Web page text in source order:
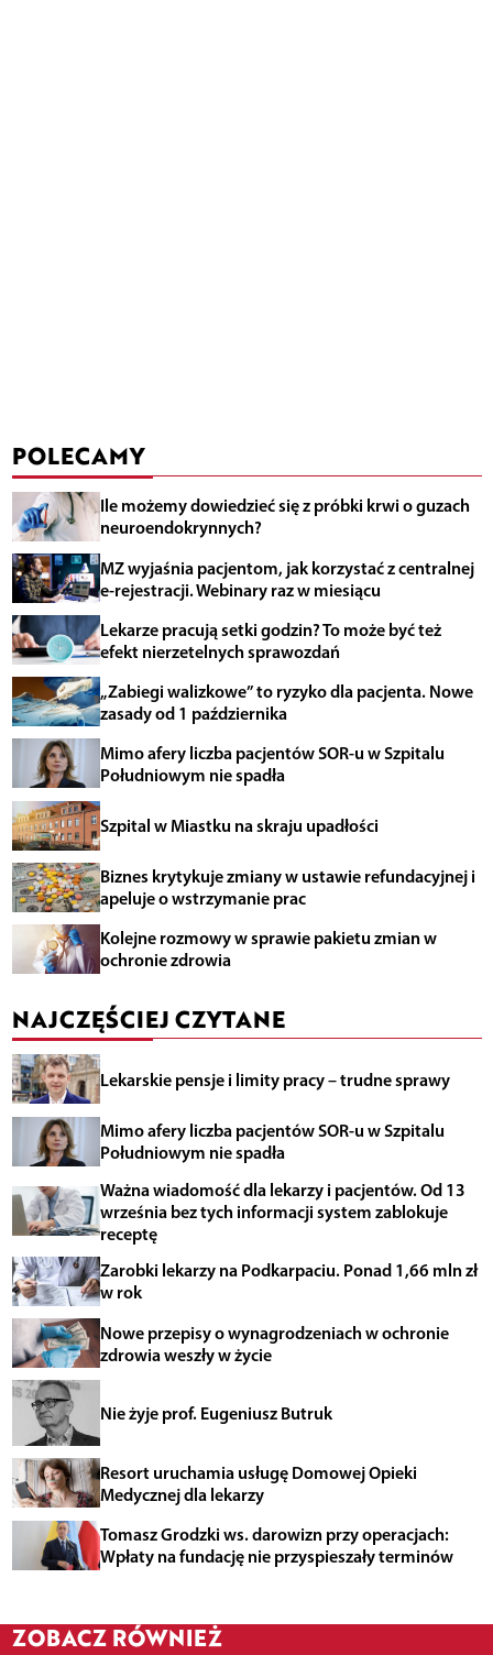
POLECAMY
Ile możemy dowiedzieć się z próbki krwi o guzach
neuroendokrynnych?
MZ wyjaśnia pacjentom, jak korzystać z centralnej
e-rejestracji. Webinary raz w miesiącu
Lekarze pracują setki godzin? To może być też
efekt nierzetelnych sprawozdań
„Zabiegi walizkowe” to ryzyko dla pacjenta. Nowe
zasady od 1 października
Mimo afery liczba pacjentów SOR-u w Szpitalu
Południowym nie spadła
Szpital w Miastku na skraju upadłości
Biznes krytykuje zmiany w ustawie refundacyjnej i
apeluje o wstrzymanie prac
Kolejne rozmowy w sprawie pakietu zmian w
ochronie zdrowia
NAJCZĘŚCIEJ CZYTANE
Lekarskie pensje i limity pracy – trudne sprawy
Mimo afery liczba pacjentów SOR-u w Szpitalu
Południowym nie spadła
Ważna wiadomość dla lekarzy i pacjentów. Od 13
września bez tych informacji system zablokuje
receptę
Zarobki lekarzy na Podkarpaciu. Ponad 1,66 mln zł
w rok
Nowe przepisy o wynagrodzeniach w ochronie
zdrowia weszły w życie
Nie żyje prof. Eugeniusz Butruk
Resort uruchamia usługę Domowej Opieki
Medycznej dla lekarzy
Tomasz Grodzki ws. darowizn przy operacjach:
Wpłaty na fundację nie przyspieszały terminów
ZOBACZ RÓWNIEŻ